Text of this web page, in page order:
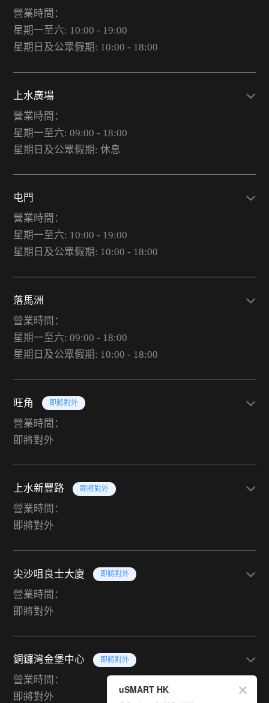
營業時間：
星期一至六: 10:00 - 19:00
星期日及公眾假期: 10:00 - 18:00
上水廣場
營業時間：
星期一至六: 09:00 - 18:00
星期日及公眾假期: 休息
屯門
營業時間：
星期一至六: 10:00 - 19:00
星期日及公眾假期: 10:00 - 18:00
落馬洲
營業時間：
星期一至六: 09:00 - 18:00
星期日及公眾假期: 10:00 - 18:00
旺角 即將對外
營業時間：
即將對外
上水新豐路 即將對外
營業時間：
即將對外
尖沙咀良士大廈 即將對外
營業時間：
即將對外
銅鑼灣金堡中心 即將對外
營業時間：
即將對外
uSMART HK